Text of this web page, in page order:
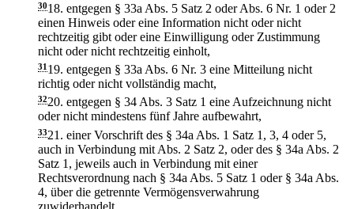
3018. entgegen § 33a Abs. 5 Satz 2 oder Abs. 6 Nr. 1 oder 2
einen Hinweis oder eine Information nicht oder nicht
rechtzeitig gibt oder eine Einwilligung oder Zustimmung
nicht oder nicht rechtzeitig einholt,
3119. entgegen § 33a Abs. 6 Nr. 3 eine Mitteilung nicht
richtig oder nicht vollständig macht,
3220. entgegen § 34 Abs. 3 Satz 1 eine Aufzeichnung nicht
oder nicht mindestens fünf Jahre aufbewahrt,
3321. einer Vorschrift des § 34a Abs. 1 Satz 1, 3, 4 oder 5,
auch in Verbindung mit Abs. 2 Satz 2, oder des § 34a Abs. 2
Satz 1, jeweils auch in Verbindung mit einer
Rechtsverordnung nach § 34a Abs. 5 Satz 1 oder § 34a Abs.
4, über die getrennte Vermögensverwahrung
zuwiderhandelt,